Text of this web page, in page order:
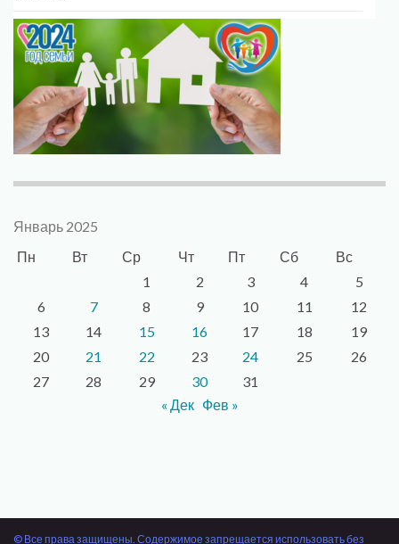
Январь 2025
Пн
Вт Ср Чт Пт Сб
Вс
1
2 3 4
5
6
7 8 9 10 11
12
13
14 15 16 17 18
19
20
21 22 23 24 25
26
27
28 29 30
31
« Дек Фев »
© Все права защищены. Содержимое запрещается использовать без